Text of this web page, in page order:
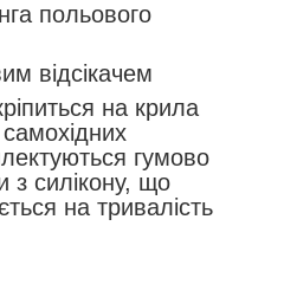
польового
відсікачем
на крила
самохідних
гумово
з силікону, що
на тривалість